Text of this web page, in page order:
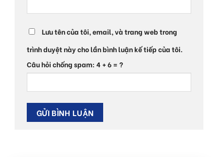
Lưu tên của tôi, email, và trang web trong
trình duyệt này cho lần bình luận kế tiếp của tôi.
Câu hỏi chống spam: 4 + 6 = ?